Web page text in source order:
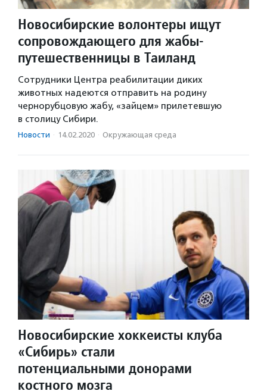
Новосибирские волонтеры ищут
сопровождающего для жабы-
путешественницы в Таиланд
Сотрудники Центра реабилитации диких
животных надеются отправить на родину
чернорубцовую жабу, «зайцем» прилетевшую
в столицу Сибири.
Новости · 14.02.2020 · Окружающая среда
Новосибирские хоккеисты клуба
«Сибирь» стали
потенциальными донорами
костного мозга